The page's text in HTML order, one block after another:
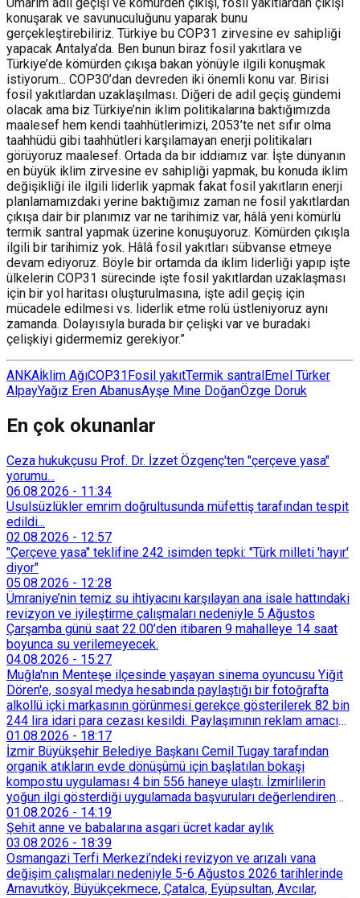
konuşarak ve savunuculuğunu yaparak bunu
gerçekleştirebiliriz. Türkiye bu COP31 zirvesine ev sahipliği
yapacak Antalya’da. Ben bunun biraz fosil yakıtlara ve
Türkiye’de kömürden çıkışa bakan yönüyle ilgili konuşmak
istiyorum... COP30’dan devreden iki önemli konu var. Birisi
fosil yakıtlardan uzaklaşılması. Diğeri de adil geçiş gündemi
olacak ama biz Türkiye’nin iklim politikalarına baktığımızda
maalesef hem kendi taahhütlerimizi, 2053’te net sıfır olma
taahhüdü gibi taahhütleri karşılamayan enerji politikaları
görüyoruz maalesef. Ortada da bir iddiamız var. İşte dünyanın
en büyük iklim zirvesine ev sahipliği yapmak, bu konuda iklim
değişikliği ile ilgili liderlik yapmak fakat fosil yakıtların enerji
planlamamızdaki yerine baktığımız zaman ne fosil yakıtlardan
çıkışa dair bir planımız var ne tarihimiz var, hâlâ yeni kömürlü
termik santral yapmak üzerine konuşuyoruz. Kömürden çıkışla
ilgili bir tarihimiz yok. Hâlâ fosil yakıtları sübvanse etmeye
devam ediyoruz. Böyle bir ortamda da iklim liderliği yapıp işte
ülkelerin COP31 sürecinde işte fosil yakıtlardan uzaklaşması
için bir yol haritası oluşturulmasına, işte adil geçiş için
mücadele edilmesi vs. liderlik etme rolü üstleniyoruz aynı
zamanda. Dolayısıyla burada bir çelişki var ve buradaki
çelişkiyi gidermemiz gerekiyor.”
ANKAİklim AğıCOP31Fosil yakıtTermik santralEmel Türker
AlpayYağız Eren AbanusAyşe Mine DoğanÖzge Doruk
En çok okunanlar
Ceza hukukçusu Prof. Dr. İzzet Özgenç'ten "çerçeve yasa"
yorumu...
06.08.2026 - 11:34
Usulsüzlükler emrim doğrultusunda müfettiş tarafından tespit
edildi...
02.08.2026 - 12:57
"Çerçeve yasa" teklifine 242 isimden tepki: "Türk milleti 'hayır'
diyor"
05.08.2026 - 12:28
Ümraniye’nin temiz su ihtiyacını karşılayan ana isale hattındaki
revizyon ve iyileştirme çalışmaları nedeniyle 5 Ağustos
Çarşamba günü saat 22.00’den itibaren 9 mahalleye 14 saat
boyunca su verilemeyecek.
04.08.2026 - 15:27
Muğla'nın Menteşe ilçesinde yaşayan sinema oyuncusu Yiğit
Dören'e, sosyal medya hesabında paylaştığı bir fotoğrafta
alkollü içki markasının görünmesi gerekçe gösterilerek 82 bin
244 lira idari para cezası kesildi. Paylaşımının reklam amacı
taşımadığını savunan Dören, cezanın iptali için yargıya
başvurdu.
01.08.2026 - 18:17
İzmir Büyükşehir Belediye Başkanı Cemil Tugay tarafından
organik atıkların evde dönüşümü için başlatılan bokaşi
kompostu uygulaması 4 bin 556 haneye ulaştı. İzmirlilerin
yoğun ilgi gösterdiği uygulamada başvuruları değerlendiren
Tarımsal Hizmetler Dairesi Başkanlığı, farklı ilçelerde toplam
128 bokaşi kompost eğitimi düzenleyerek İzmirlileri
sürdürülebilir atık yönetimi sistemine dahil etti.
01.08.2026 - 14:19
Şehit anne ve babalarına asgari ücret kadar aylık
03.08.2026 - 18:39
Osmangazi Terfi Merkezi’ndeki revizyon ve arızalı vana
değişim çalışmaları nedeniyle 5-6 Ağustos 2026 tarihlerinde
Arnavutköy, Büyükçekmece, Çatalca, Eyüpsultan, Avcılar,